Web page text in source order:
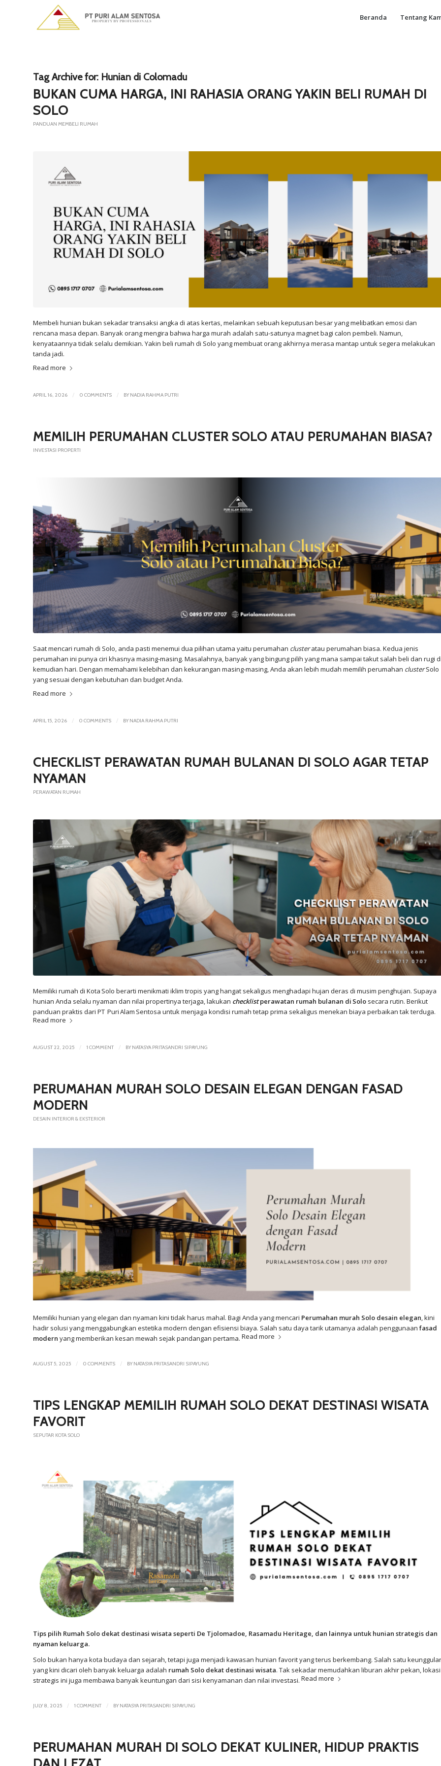
Beranda Tentang
Tag Archive for: Hunian di Colomadu
BUKAN CUMA HARGA, INI RAHASIA ORANG YAKIN BELI RUMAH DI
SOLO
PANDUAN MEMBELI RUMAH
Membeli hunian bukan sekadar transaksi angka di atas kertas, melainkan sebuah keputusan besar yang melibatkan emosi dan
rencana masa depan. Banyak orang mengira bahwa harga murah adalah satu-satunya magnet bagi calon pembeli. Namun,
kenyataannya tidak selalu demikian. Yakin beli rumah di Solo yang membuat orang akhirnya merasa mantap untuk segera melakukan
tanda jadi.
Read more
APRIL 16, 2026 / 0 COMMENTS / BYNADIA RAHMA PUTRI
MEMILIH PERUMAHAN CLUSTER SOLO ATAU PERUMAHAN BIASA?
INVESTASI PROPERTI
Saat mencari rumah di Solo, anda pasti menemui dua pilihan utama yaitu perumahan clusteratau perumahan biasa. Kedua jenis
perumahan ini punya ciri khasnya masing-masing. Masalahnya, banyak yang bingung pilih yang mana sampai takut salah beli dan rugi
kemudian hari. Dengan memahami kelebihan dan kekurangan masing-masing, Anda akan lebih mudah memilih perumahan clusterSolo
yang sesuai dengan kebutuhan dan budget Anda.
Read more
APRIL 15, 2026 / 0 COMMENTS / BYNADIA RAHMA PUTRI
CHECKLIST PERAWATAN RUMAH BULANAN DI SOLO AGAR TETAP
NYAMAN
PERAWATAN RUMAH
Memiliki rumah di Kota Solo berarti menikmati iklim tropis yang hangat sekaligus menghadapi hujan deras di musim penghujan. Supaya
hunian Anda selalu nyaman dan nilai propertinya terjaga, lakukan checklistperawatan rumah bulanan di Solo secara rutin. Berikut
panduan praktis dari PT Puri Alam Sentosa untuk menjaga kondisi rumah tetap prima sekaligus menekan biaya perbaikan tak terduga.
Read more
AUGUST 22, 2025 / 1 COMMENT / BYNATASYA PRITASANDRI SIPAYUNG
PERUMAHAN MURAH SOLO DESAIN ELEGAN DENGAN FASAD
MODERN
DESAIN INTERIOR & EKSTERIOR
Memiliki hunian yang elegan dan nyaman kini tidak harus mahal. Bagi Anda yang mencari Perumahan murah Solo desain elegan, kini
hadir solusi yang menggabungkan estetika modern dengan efisiensi biaya. Salah satu daya tarik utamanya adalah penggunaan fasad
modern yang memberikan kesan mewah sejak pandangan pertama. Read more
AUGUST 5, 2025 / 0 COMMENTS / BYNATASYA PRITASANDRI SIPAYUNG
TIPS LENGKAP MEMILIH RUMAH SOLO DEKAT DESTINASI WISATA
FAVORIT
SEPUTAR KOTA SOLO
Tips pilih Rumah Solo dekat destinasi wisata seperti De Tjolomadoe, Rasamadu Heritage, dan lainnya untuk hunian strategis dan
nyaman keluarga.
Solo bukan hanya kota budaya dan sejarah, tetapi juga menjadi kawasan hunian favorit yang terus berkembang. Salah satu
yang kini dicari oleh banyak keluarga adalah rumah Solo dekat destinasi wisata. Tak sekadar memudahkan liburan akhir pekan, lokasi
strategis ini juga membawa banyak keuntungan dari sisi kenyamanan dan nilai investasi. Read more
JULY 8, 2025 / 1 COMMENT / BYNATASYA PRITASANDRI SIPAYUNG
PERUMAHAN MURAH DI SOLO DEKAT KULINER, HIDUP PRAKTIS